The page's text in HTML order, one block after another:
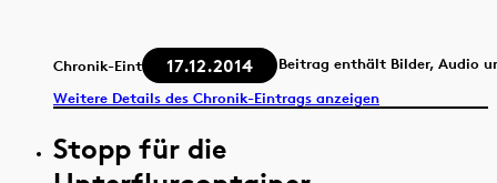
Chronik-Eintrag 17.12.2014
Beitrag enthält Bilder, Audio
Weitere Details des Chronik-Eintrags anzeigen
Stopp für die